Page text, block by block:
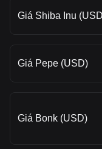
Giá Shiba Inu
Giá Pepe (USD)
Giá Bonk (USD)